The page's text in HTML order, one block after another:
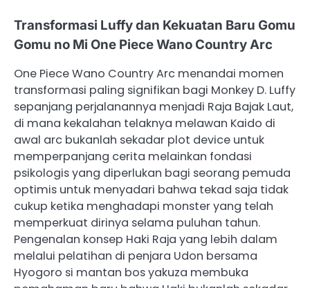
Transformasi Luffy dan Kekuatan Baru Gomu
Gomu no Mi One Piece Wano Country Arc
One Piece Wano Country Arc menandai momen
transformasi paling signifikan bagi Monkey D. Luffy
sepanjang perjalanannya menjadi Raja Bajak Laut,
di mana kekalahan telaknya melawan Kaido di
awal arc bukanlah sekadar plot device untuk
memperpanjang cerita melainkan fondasi
psikologis yang diperlukan bagi seorang pemuda
optimis untuk menyadari bahwa tekad saja tidak
cukup ketika menghadapi monster yang telah
memperkuat dirinya selama puluhan tahun.
Pengenalan konsep Haki Raja yang lebih dalam
melalui pelatihan di penjara Udon bersama
Hyogoro si mantan bos yakuza membuka